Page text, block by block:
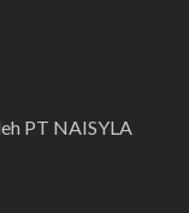
PT NAISYLA